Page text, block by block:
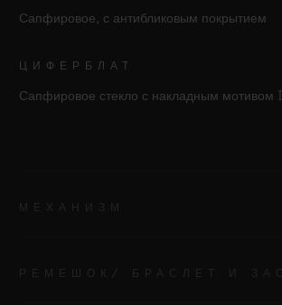
Сапфировое, с антибликовым покрытием
ЦИФЕРБЛАТ
Сапфировое стекло с накладным